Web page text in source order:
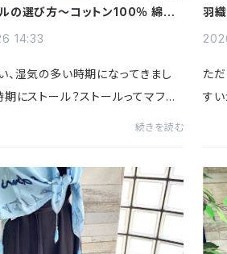
の選び方～コットン100％ 綿の
14:33
、湿気の多い時期になってきまし
期にストール？ストールってマフラ
ールは重宝する...
続きを読む
羽
た
すい